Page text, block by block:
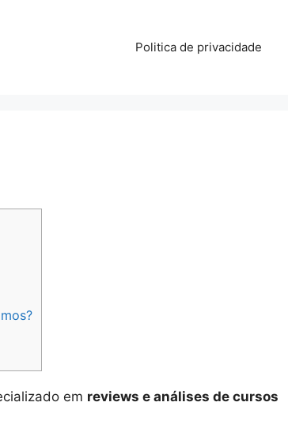
Politica de privacidade
em reviews e análises de cursos